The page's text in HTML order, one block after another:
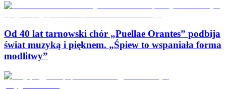
Od 40 lat tarnowski chór „Puellae Orantes” podbija
świat muzyką i pięknem. „Śpiew to wspaniała forma
modlitwy”